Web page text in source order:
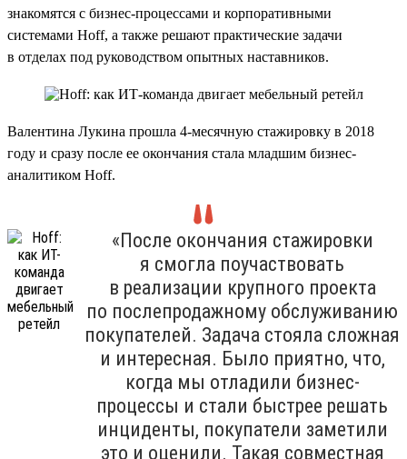
знакомятся с бизнес-процессами и корпоративными
системами Hoff, а также решают практические задачи
в отделах под руководством опытных наставников.
Валентина Лукина прошла 4-месячную стажировку в 2018
году и сразу после ее окончания стала младшим бизнес-
аналитиком Hoff.
«После окончания стажировки
я смогла поучаствовать
в реализации крупного проекта
по послепродажному обслуживанию
покупателей. Задача стояла сложная
и интересная. Было приятно, что,
когда мы отладили бизнес-
процессы и стали быстрее решать
инциденты, покупатели заметили
это и оценили. Такая совместная